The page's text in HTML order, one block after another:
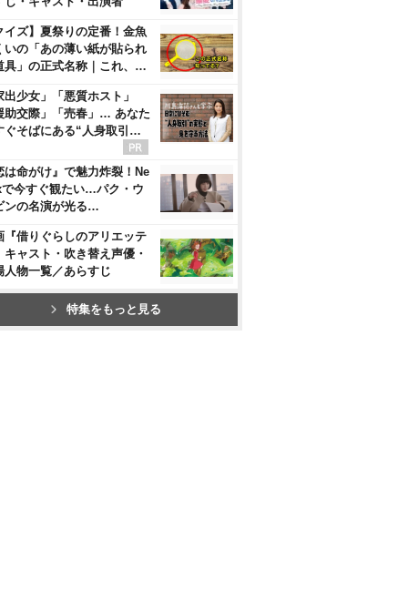
イズ】夏祭りの定番！金魚
いの「あの薄い紙が貼られ
具」の正式名称｜これ、…
出少女」「悪質ホスト」
助交際」「売春」… あなた
ぐそばにある“人身取引…
は命がけ』で魅力炸裂！Ne
今すぐ観たい…パク・ウ
ンの名演が光る…
『借りぐらしのアリエッテ
キャスト・吹き替え声優・
人物一覧／あらすじ
特集をもっと見る